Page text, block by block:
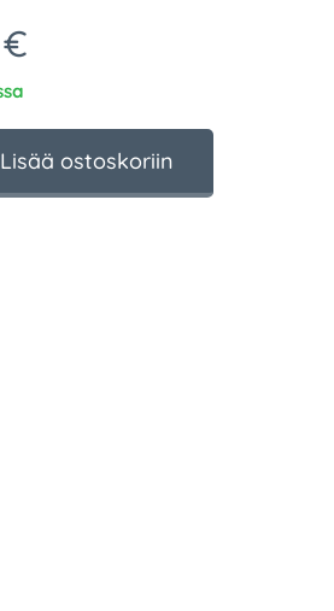
€
Lisää ostoskoriin